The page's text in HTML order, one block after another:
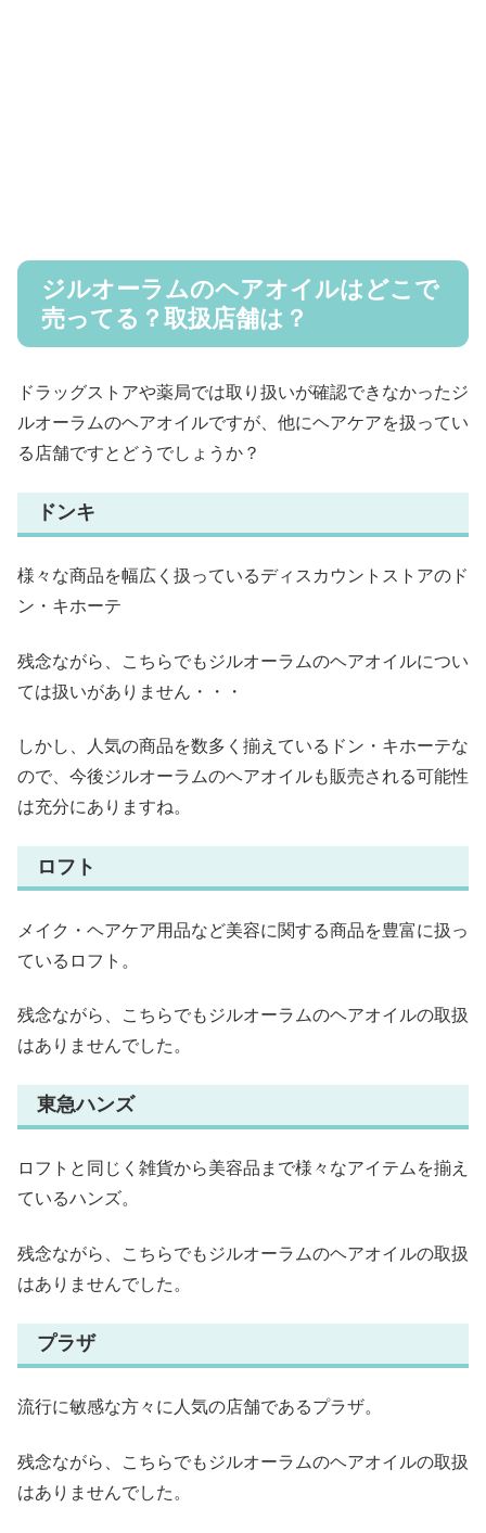
ジルオーラムのヘアオイルはどこで
売ってる？取扱店舗は？
ドラッグストアや薬局では取り扱いが確認できなかったジ
ルオーラムのヘアオイルですが、他にヘアケアを扱ってい
る店舗ですとどうでしょうか？
ドンキ
様々な商品を幅広く扱っているディスカウントストアのド
ン・キホーテ
残念ながら、こちらでもジルオーラムのヘアオイルについ
ては扱いがありません・・・
しかし、人気の商品を数多く揃えているドン・キホーテな
ので、今後ジルオーラムのヘアオイルも販売される可能性
は充分にありますね。
ロフト
メイク・ヘアケア用品など美容に関する商品を豊富に扱っ
ているロフト。
残念ながら、こちらでもジルオーラムのヘアオイルの取扱
はありませんでした。
東急ハンズ
ロフトと同じく雑貨から美容品まで様々なアイテムを揃え
ているハンズ。
残念ながら、こちらでもジルオーラムのヘアオイルの取扱
はありませんでした。
プラザ
流行に敏感な方々に人気の店舗であるプラザ。
残念ながら、こちらでもジルオーラムのヘアオイルの取扱
はありませんでした。